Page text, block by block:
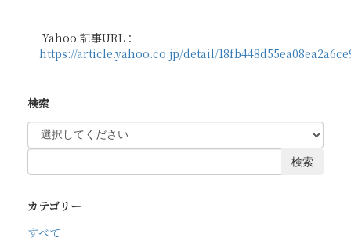
Yahoo 記事URL：
https://article.yahoo.co.jp/detail/
検索
検索
カテゴリー
すべて